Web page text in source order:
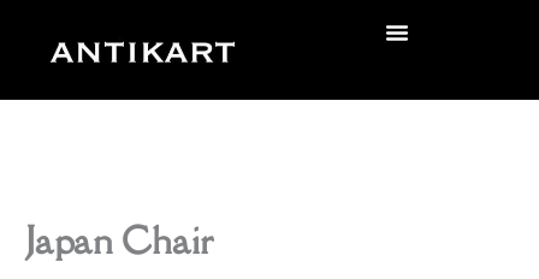
Japan Chair